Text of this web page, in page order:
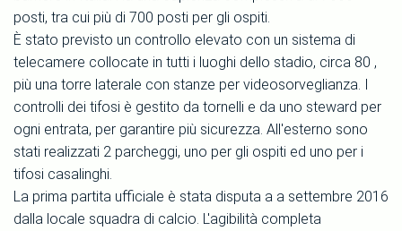
posti, tra cui più di 700 posti per gli ospiti.
È stato previsto un controllo elevato con un sistema di
telecamere collocate in tutti i luoghi dello stadio, circa 80 ,
più una torre laterale con stanze per videosorveglianza. I
controlli dei tifosi è gestito da tornelli e da uno steward per
ogni entrata, per garantire più sicurezza. All'esterno sono
stati realizzati 2 parcheggi, uno per gli ospiti ed uno per i
tifosi casalinghi.
La prima partita ufficiale è stata disputa a a settembre 2016
dalla locale squadra di calcio. L'agibilità completa